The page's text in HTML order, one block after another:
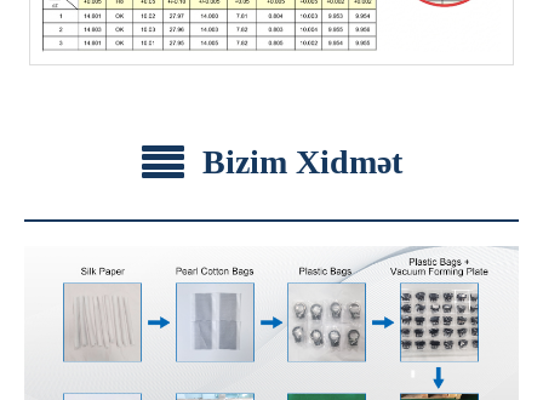
Bizim Xidmət